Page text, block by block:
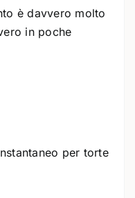
è davvero molto
in poche
per torte